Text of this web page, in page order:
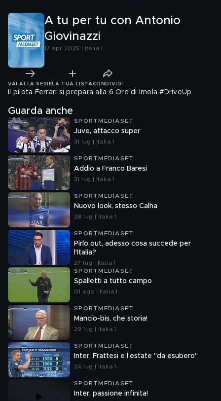
A tu per tu con Antonio
Giovinazzi
17 apr 2025 | Italia 1
VAI ALLA SERIE LA TUA LISTA CONDIVIDI
Il pilota Ferrari si prepara alla 6 Ore di Imola #DriveUp
Guarda anche
SPORTMEDIASET
Juve, attacco super
31 lug | Italia 1
SPORTMEDIASET
Addio a Franco Baresi
31 lug | Italia 1
SPORTMEDIASET
Nuovo look, stesso Calha
28 lug | Italia 1
SPORTMEDIASET
Pirlo out, adesso cosa succede per
l'Italia?
27 lug | Italia 1
SPORTMEDIASET
Spalletti a tutto campo
01 ago | Italia 1
SPORTMEDIASET
Mancio-bis, che storia!
29 lug | Italia 1
SPORTMEDIASET
Inter, Frattesi e l'estate "da esubero"
24 lug | Italia 1
SPORTMEDIASET
Inter, passione infinita!